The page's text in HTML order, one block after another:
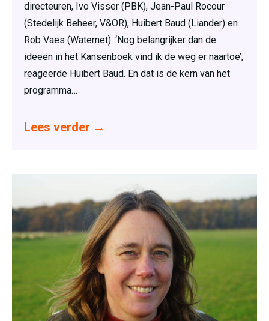
directeuren, Ivo Visser (PBK), Jean-Paul Rocour
(Stedelijk Beheer, V&OR), Huibert Baud (Liander) en
Rob Vaes (Waternet). ‘Nog belangrijker dan de
ideeën in het Kansenboek vind ik de weg er naartoe’,
reageerde Huibert Baud. En dat is de kern van het
programma…
Lees verder →